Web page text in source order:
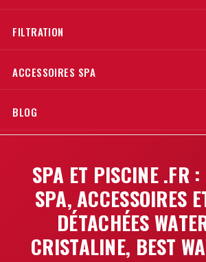
FILTRATION
ACCESSOIRES SPA
BLOG
SPA ET PISCINE .FR
SPA, ACCESSOIRES
DÉTACHÉES
CRISTALINE, BEST